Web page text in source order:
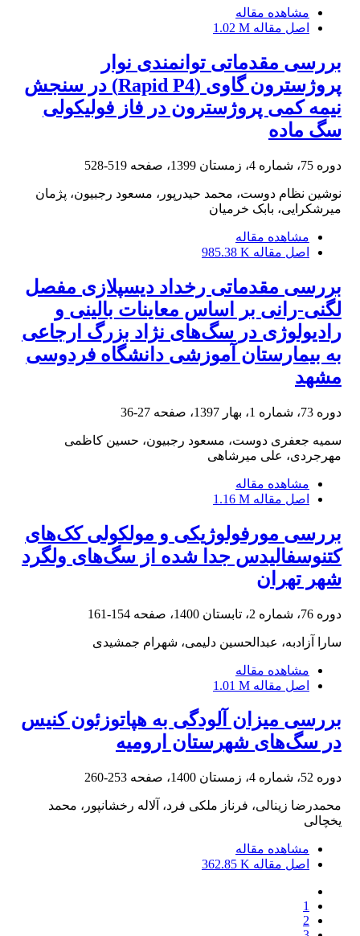
مشاهده مقاله
اصل مقاله 1.02 M
بررسی مقدماتی توانمندی نوار
پروژسترون گاوی (Rapid P4) در سنجش
نیمه کمی پروژسترون در فاز فولیکولی
سگ ماده
دوره 75، شماره 4، زمستان 1399، صفحه 519-528
نوشین نظام دوست، محمد حیدرپور، مسعود رجبیون، پژمان
میرشکرایی، بابک خرمیان
مشاهده مقاله
اصل مقاله 985.38 K
بررسی مقدماتی رخداد دیسپلازی مفصل
لگنی-رانی بر اساس معاینات بالینی و
رادیولوژی در سگ‌های نژاد بزرگ ارجاعی
به بیمارستان آموزشی دانشگاه فردوسی
مشهد
دوره 73، شماره 1، بهار 1397، صفحه 27-36
سمیه جعفری دوست، مسعود رجبیون، حسین کاظمی
مهرجردی، علی میرشاهی
مشاهده مقاله
اصل مقاله 1.16 M
بررسی مورفولوژیکی و مولکولی کک‌های
کتنوسفالیدس جدا شده از سگ‌های ولگرد
شهر تهران
دوره 76، شماره 2، تابستان 1400، صفحه 154-161
سارا آزادبه، عبدالحسین دلیمی، شهرام جمشیدی
مشاهده مقاله
اصل مقاله 1.01 M
بررسی میزان آلودگی به هپاتوزئون کنیس
در سگ‌های شهرستان ارومیه
دوره 52، شماره 4، زمستان 1400، صفحه 253-260
محمدرضا زینالی، فرناز ملکی فرد، آلاله رخشانپور، محمد
یخچالی
مشاهده مقاله
اصل مقاله 362.85 K
1
2